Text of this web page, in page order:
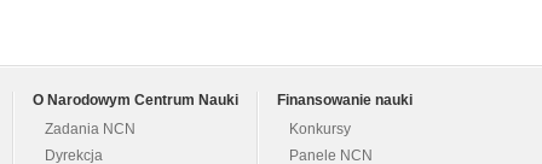
O Narodowym Centrum Nauki
Zadania NCN
Dyrekcja
Finansowanie nauki
Konkursy
Panele NCN